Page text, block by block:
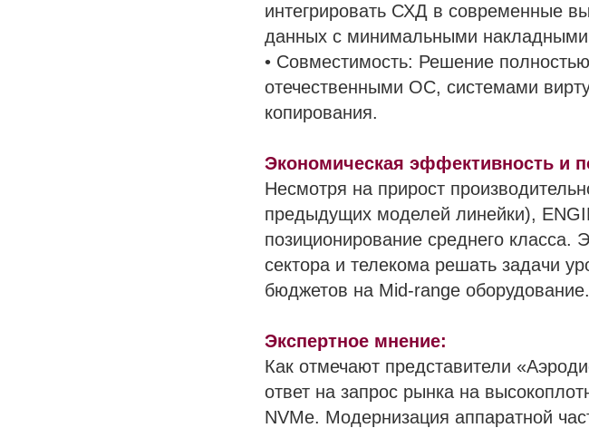
интегрировать СХД в современные
данных с минимальными
• Совместимость: Решение
отечественными ОС, системами
копирования.
Экономическая эффективность и
Несмотря на прирост
предыдущих моделей линейки),
позиционирование среднего класса.
сектора и телекома решать задачи
бюджетов на Mid-range оборудование.
Экспертное мнение:
Как отмечают представители
ответ на запрос рынка на
NVMe. Модернизация аппаратной